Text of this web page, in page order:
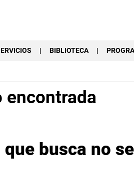
| BIBLIOTECA |
encontrada
que busca no